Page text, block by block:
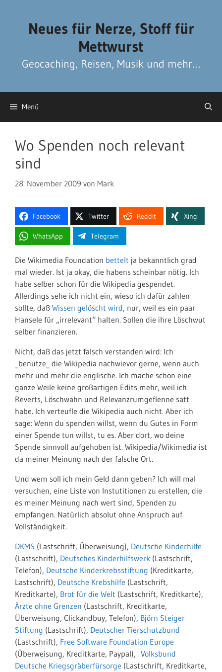
Neues für Nerze, Stoff für
Mettwurst
Geocaching, Reisen, Musik und mehr…
Menü
Wo Spenden noch relevant
sind
28. November 2009 von Mark
Facebook Twitter Reddit Xing
WhatsApp Telegram
Die Wikimedia Foundation bettelt ja bekanntlich grad
mal wieder. Ist ja okay, die habens scheinbar nötig. Ich
habe selber schon für die Wikipedia gespendet.
Allerdings sehe ich nicht ein, wieso ich dafür zahlen
sollte, daß Wissen gelöscht wird, nur, weil es ein paar
Hansele für „irrelevant“ halten. Sollen die ihre Löschwut
selber finanzieren.
Nicht, daß das jetzt falsch verstanden wird: Ich
_benutze_ die Wikipedia nachwievor gerne, wenn auch
mehr und mehr die englische. Ich mache schon eine
ganze Weile keine großartigen Edits mehr, weil ich
Reverts, Löschwahn und Relevanzrumgeflenne satt
habe. Ich verteufle die Wikipedia auch nicht. Aber ich
sage: Wenn du spenden willst, wenn du Gutes in Form
einer Spende tun willst, tu es. Aber dort, wo deine
Spende sinnvoll aufgehoben ist. Wikipedia/Wikimedia ist
da meiner Meinung nach der falsche Ort.
Und wem soll ich mein Geld dann geben? Ich will mal
versuchen, eine Liste von Instutitionen zu erstellen, die
es meiner Meinung nach wert sind, Spenden zu
empfangen. Natürlich absolut ohne Anspruch auf
Vollständigkeit.
DKMS (Lastschrift, Überweisung), Deutsche Kinderhilfe
(Lastschrift), Deutsches Kinderhilfswerk (Lastschrift,
Telefon), Deutsche Kinderkrebsstiftung (Kreditkarte,
Lastschrift), Deutsche Krebshilfe (Lastschrift,
Kreditkarte), Brot für die Welt (Lastschrift, Kreditkarte),
Ärzte ohne Grenzen (Lastschrift, Kreditkarte,
Überweisung, Clickandbuy, Telefon), Björn Steiger
Stiftung (Lastschrift), Deutscher Tierschutzbund
(Lastschrift), Free Software Foundation Europe
(Überweisung, Kreditkarte, Paypal), Volksbund
Deutsche Kriegsgräberfürsorge (Lastschrift, Kreditkarte,